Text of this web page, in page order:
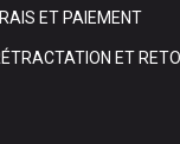
ET PAIEMENT
ET